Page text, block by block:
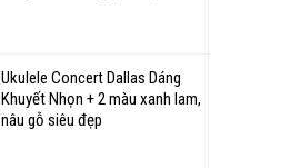
Ukulele Concert Dallas Dáng
Khuyết Nhọn + 2 màu xanh lam,
nâu gỗ siêu đẹp